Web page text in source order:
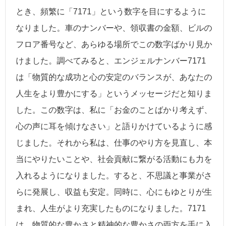
とき、頻繁に「7171」という数字を目にするように
なりました。車のナンバーや、領収書の金額、ビルの
フロア番号など、あらゆる場所でこの数字ばかり見か
けました。調べてみると、エンジェルナンバー7171
は「物質的な成功と心の安定のバランスが、あなたの
人生をより豊かにする」というメッセージだと知りま
した。この数字は、私に「お金のことばかり考えず、
心の声に耳を傾けなさい」と語りかけているように感
じました。それから私は、仕事のやり方を見直し、本
当にやりたいことや、社会貢献に繋がる活動にも力を
入れるようになりました。すると、不思議と事業がさ
らに発展し、収益も安定。同時に、心にもゆとりが生
まれ、人生がより充実したものになりました。7171